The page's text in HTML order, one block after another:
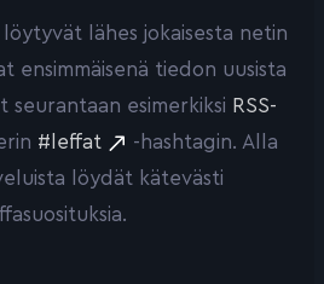
lähes jokaisesta netin
ensimmäisenä tiedon uusista
seurantaan esimerkiksi RSS-
#leffat
-hashtagin. Alla
löydät kätevästi